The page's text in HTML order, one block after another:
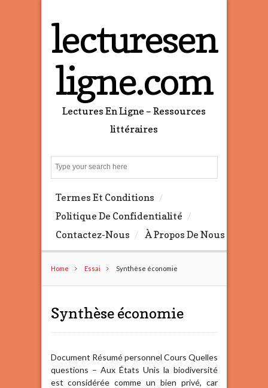
lecturesen
ligne.com
Lectures En Ligne – Ressources
littéraires
e
Termes Et Conditions
Politique De Confidentialité
Contactez-Nous
À Propos De Nous
Home Essai Synthèse économie
Synthèse économie
Document Résumé personnel Cours Quelles
questions – Aux États Unis la biodiversité
est considérée comme un bien privé, car